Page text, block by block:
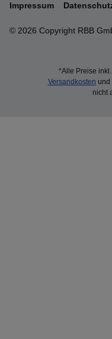
© 2026 Copyright RBB
Impressum
*Alle Preise
Versandkosten und
nicht